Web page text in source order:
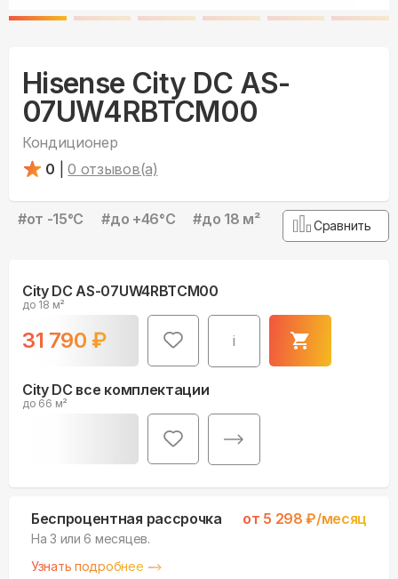
Hisense City DC AS-
07UW4RBTCM00
Кондиционер
0
0 отзывов(а)
#от -15°С #до +46°С #до 18 м² Сравнить
City DC AS-07UW4RBTCM00
до 18 м²
31 790 ₽ i
City DC все комплектации
до 66 м²
Беспроцентная рассрочка от 5 298 ₽/месяц
На 3 или 6 месяцев.
Узнать подробнее